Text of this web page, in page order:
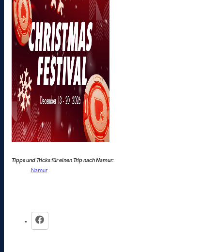
Tipps und Tricks für einen Trip nach Namur:
Namur